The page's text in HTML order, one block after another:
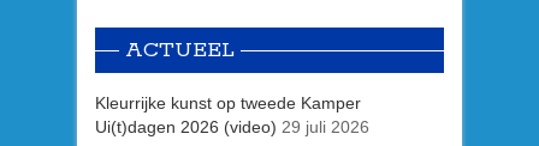
ACTUEEL
Kleurrijke kunst op tweede Kamper
Ui(t)dagen 2026 (video) 29 juli 2026